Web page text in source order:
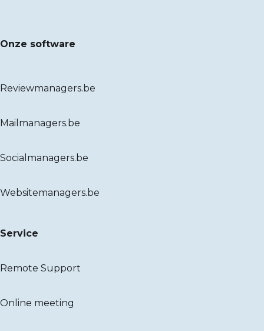
Onze software
Reviewmanagers.be
Mailmanagers.be
Socialmanagers.be
Websitemanagers.be
Service
Remote Support
Online meeting